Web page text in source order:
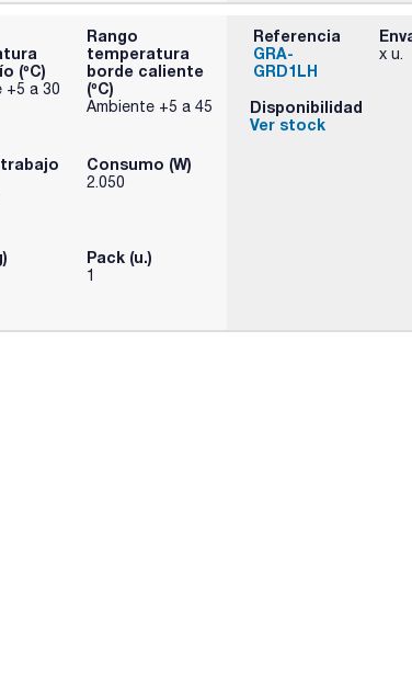
(ºC)
+5 a 30
Rango
temperatura
borde caliente
(ºC)
Ambiente +5 a 45
Consumo (W)
2.050
Pack (u.)
1
Referencia
GRA-
GRD1LH
x u.
Disponibilidad
Ver stock